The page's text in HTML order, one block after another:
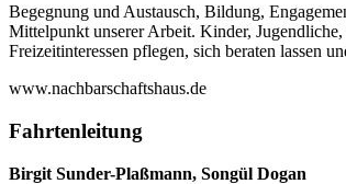
Begegnung und Austausch, Bildung,
Mittelpunkt unserer Arbeit. Kinder,
Freizeitinteressen pflegen, sich beraten lassen
www.nachbarschaftshaus.de
Fahrtenleitung
Birgit Sunder-Plaßmann, Songül Dogan